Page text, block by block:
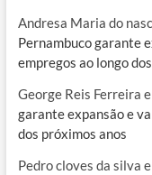
Andresa Maria do
Pernambuco garante
empregos ao longo
George Reis Ferreira
garante expansão e
dos próximos anos
Pedro cloves da silva